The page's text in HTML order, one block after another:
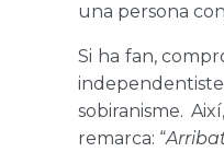
una persona
Si ha fan,
sobiranisme.
remarca: “